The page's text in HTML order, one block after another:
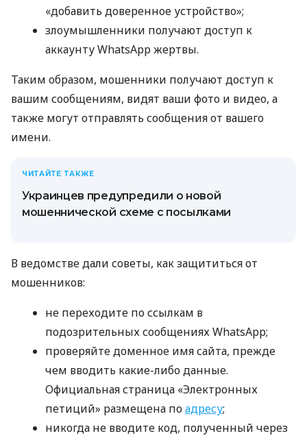
«добавить доверенное устройство»;
злоумышленники получают доступ к
аккаунту WhatsApp жертвы.
Таким образом, мошенники получают доступ к
вашим сообщениям, видят ваши фото и видео, а
также могут отправлять сообщения от вашего
имени.
ЧИТАЙТЕ ТАКЖЕ
Украинцев предупредили о новой
мошеннической схеме с посылками
В ведомстве дали советы, как защититься от
мошенников:
не переходите по ссылкам в
подозрительных сообщениях WhatsApp;
проверяйте доменное имя сайта, прежде
чем вводить какие-либо данные.
Официальная страница «Электронных
петиций» размещена поадресу;
никогда не вводите код, полученный через